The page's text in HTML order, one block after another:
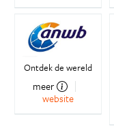
Ontdek de wereld
meer
website